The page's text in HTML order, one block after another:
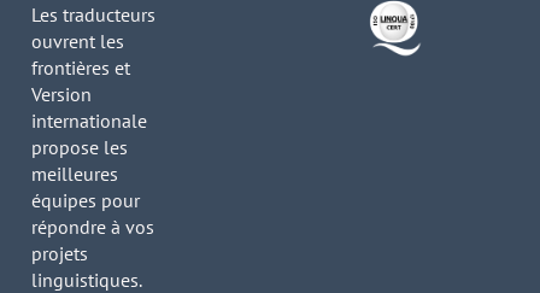
Les traducteurs
ouvrent les
frontières et
Version
internationale
propose les
meilleures
équipes pour
répondre à vos
projets
linguistiques.